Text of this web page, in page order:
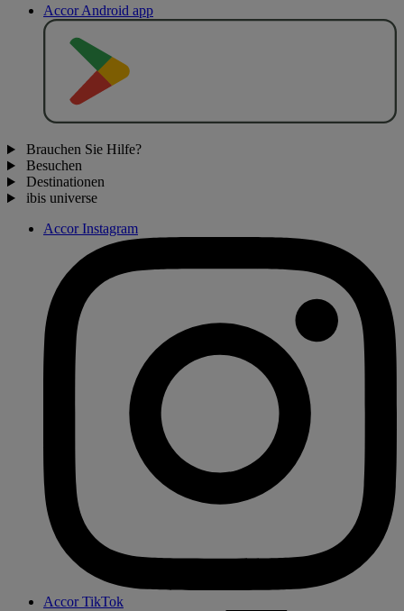
Accor Android app
Brauchen Sie Hilfe?
Besuchen
Destinationen
ibis universe
Accor Instagram
Accor TikTok